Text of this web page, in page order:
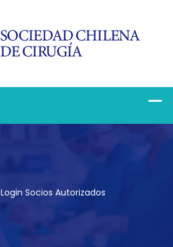
Login Socios Autorizados